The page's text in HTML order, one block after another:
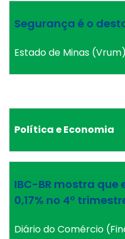
Segurança é o
Estado de Minas
Política e Economia
IBC-BR mostra
0,17% no 4º
Diário do Comércio